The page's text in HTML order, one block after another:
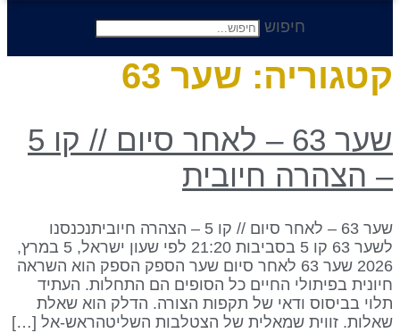
חיפוש
שער 63
שער 63 – לאחר סיום // קו 5
הצהרה חיובית
שער 63 – לאחר סיום // קו 5 – הצהרה חיוביתנכנסנו
לשער 63 קו 5 בסביבות 21:20 לפי שעון ישראל, 5 במרץ,
2026 שער 63 לאחר סיום שער הספק הספק הוא השראה
בפיתולי החיים כל הסופים הם התחלות. העתיד
בביסוס ודאי של תקפות הצורה. הדלק הוא שאלת
זווית שמאלית של הצטלבות השליטהראש-אל […]